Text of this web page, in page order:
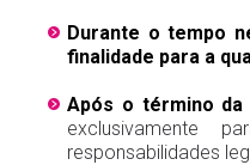
Durante o tempo
finalidade para a
Após o término da
exclusivamente
responsabilidades